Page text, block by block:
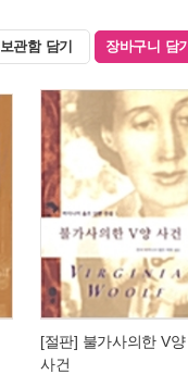
보관함 담기 장바구니 담기
[절판] 불가사의한 V양
사건